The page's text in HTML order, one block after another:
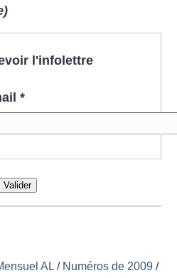
l'infolettre
*
Valider
AL / Numéros de 2009 /